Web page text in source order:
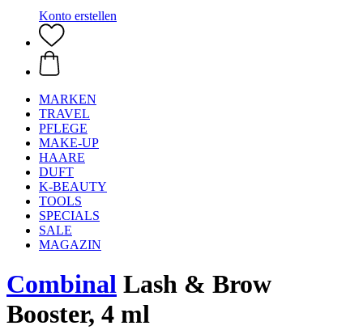
Konto erstellen
MARKEN
TRAVEL
PFLEGE
MAKE-UP
HAARE
DUFT
K-BEAUTY
TOOLS
SPECIALS
SALE
MAGAZIN
Combinal Lash & Brow
Booster, 4 ml